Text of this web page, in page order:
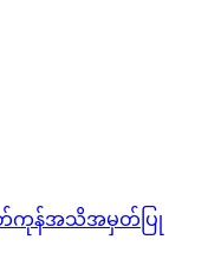
ကုန်အသိအမှတ်ပြု